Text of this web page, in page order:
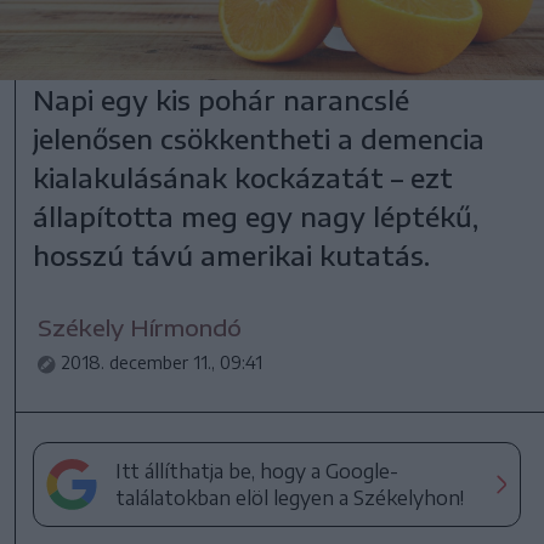
Napi egy kis pohár narancslé
jelenősen csökkentheti a demencia
kialakulásának kockázatát – ezt
állapította meg egy nagy léptékű,
hosszú távú amerikai kutatás.
Székely Hírmondó
2018. december 11., 09:41
Itt állíthatja be, hogy a Google-
találatokban elöl legyen a Székelyhon!